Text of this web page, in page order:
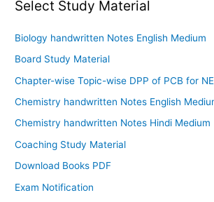
Select Study Material
Biology handwritten Notes English Medium
Board Study Material
Chapter-wise Topic-wise DPP of PCB for
Chemistry handwritten Notes English
Chemistry handwritten Notes Hindi Medium
Coaching Study Material
Download Books PDF
Exam Notification